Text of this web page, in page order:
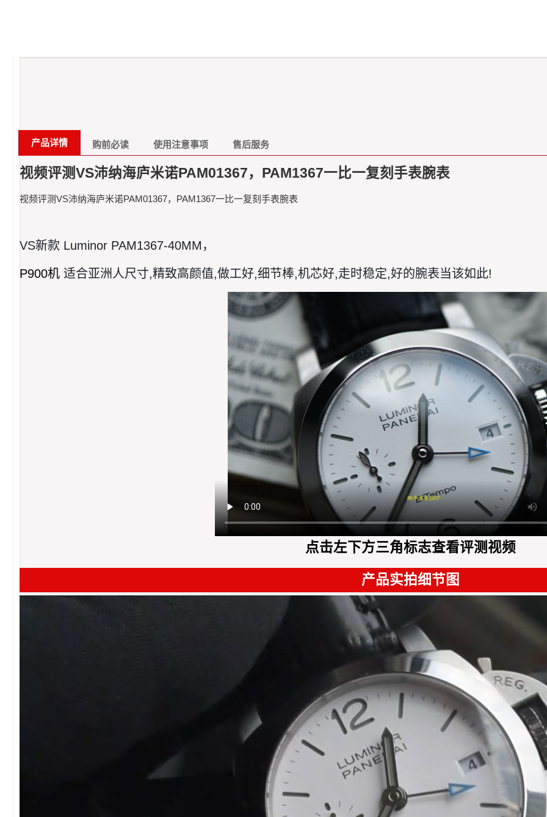
产品详情 购前必读 使用注意事项 售后服务
视频评测VS沛纳海庐米诺PAM01367，PAM1367一比一复刻手表腕表
视频评测VS沛纳海庐米诺PAM01367，PAM1367一比一复刻手表腕表
VS新款 Luminor PAM1367-40MM，
P900机 适合亚洲人尺寸,精致高颜值,做工好,细节棒,机芯好,走时稳定,好的腕表当该如此!
点击左下方三角标志查看评测视频
产品实拍细节图